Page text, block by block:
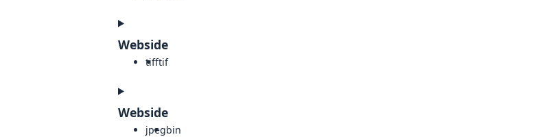
Webside
tifftif
Webside
jpegbin